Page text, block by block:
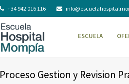
+34 942 016 116
ESCUELA
Proceso Gestion y Revision